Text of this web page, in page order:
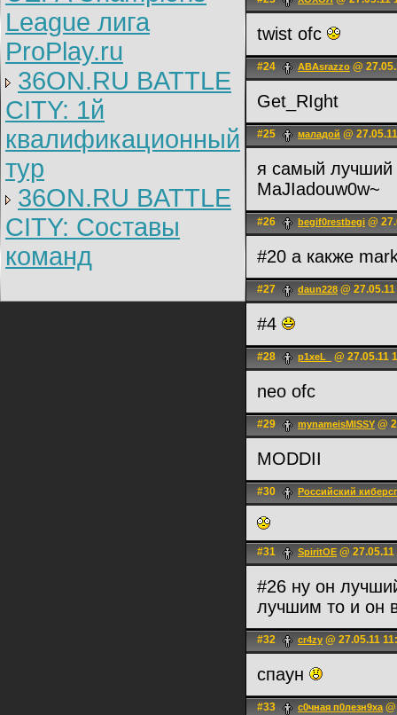
League лига
ProPlay.ru
36ON.RU BATTLE
CITY: 1й
квалификационный
тур
36ON.RU BATTLE
CITY: Составы
команд
twist ofc
#24 ABAsrazzo @
Get_RIght
#25 маладой @
я самый лучший
MaJIadouw0w~
#26 begif0restbegi @
#20 а какже
#27 daun228 @
#4
#28 p1xeL_ @ 27.05.11
neo ofc
#29 mynameisMISSY @
MODDII
#30 Российский
#31 SpiritOE @
#26 ну он
лучшим то и он
#32 cr4zy @ 27.05.11
спаун
#33 с0чная п0лезн9ха@